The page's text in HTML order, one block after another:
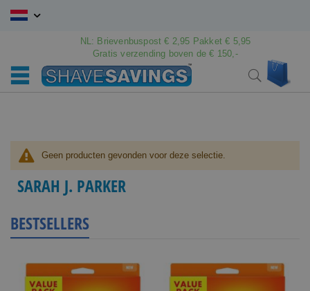
Ga
NL: Brievenbuspost € 2,95 Pakket € 5,95
Gratis verzending boven de € 150,-
Search
Geen producten gevonden voor deze selectie.
SARAH J. PARKER
BESTSELLERS